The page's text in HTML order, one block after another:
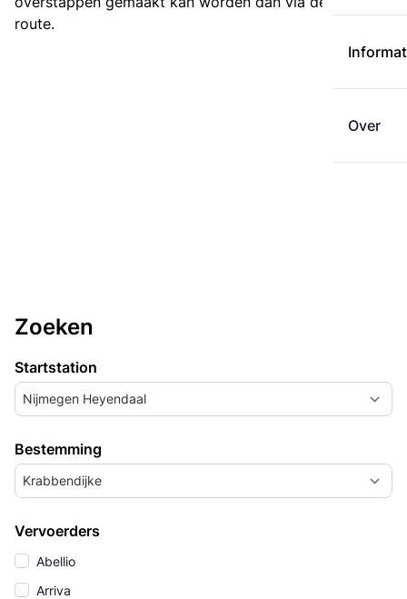
Over
route.
Zoeken
Startstation
Nijmegen Heyendaal
Bestemming
Krabbendijke
Vervoerders
Abellio
Arriva